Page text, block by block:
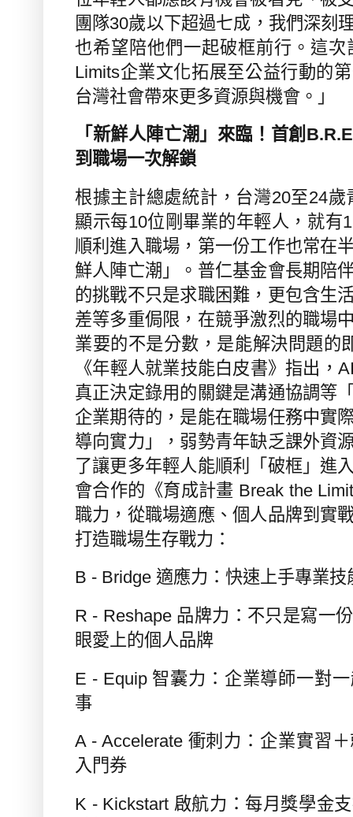
團隊30歲以下超過七成，我們深刻
也希望陪他們一起破框前行。這
Limits企業文化拓展至公益行動的
台灣社會帶來更多資源與機會。」
「新鮮人陣亡潮」來臨！首創
到職場一次解鎖
根據主計總處統計，台灣20至24歲
顯示每10位剛畢業的年輕人，就有1
順利進入職場，第一份工作也常在
鮮人陣亡潮」。普仁基金會長期陪
的挑戰不只是求職困難，更包含生
差等多重侷限，在競爭激烈的職場
業要的不是分數，是能解決問題的
《年輕人就業技能白皮書》指出，
真正決定錄用的關鍵是溝通協調等
企業期待的，是能在職場任務中實
導向實力」，弱勢青年缺乏課外資
了讓更多年輕人能順利「破框」進
會合作的《育成計畫 Break the
職力，從職場適應、個人品牌到實
打造職場生存戰力：
B - Bridge 適應力：快速上手專業
R - Reshape 品牌力：不只是寫一
眼愛上的個人品牌
E - Equip 智囊力：企業導師一對
事
A - Accelerate 衝刺力：企業實習
入門券
K - Kickstart 啟航力：每月獎學金